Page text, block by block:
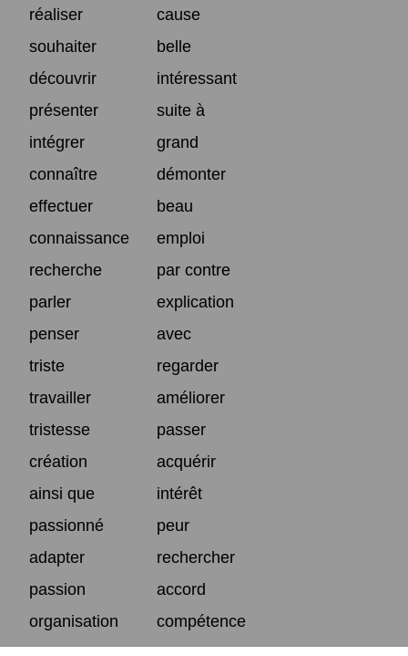
réaliser
cause
souhaiter
belle
découvrir
intéressant
présenter
suite à
intégrer
grand
connaître
démonter
effectuer
beau
connaissance
emploi
recherche
par contre
parler
explication
penser
avec
triste
regarder
travailler
améliorer
tristesse
passer
création
acquérir
ainsi que
intérêt
passionné
peur
adapter
rechercher
passion
accord
organisation
compétence